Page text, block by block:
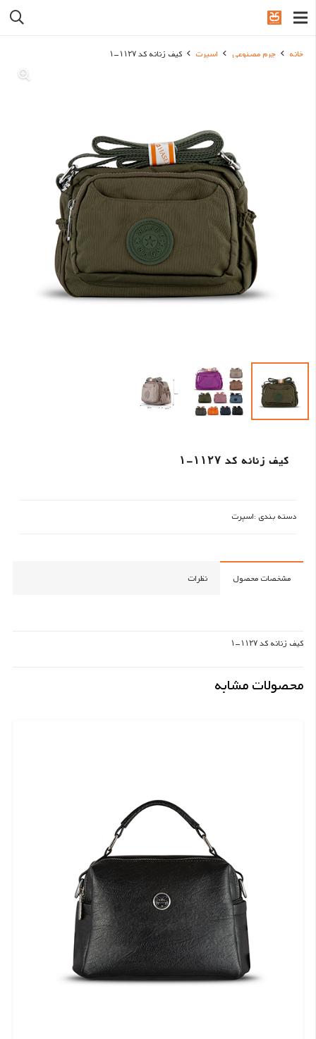
خانه چرم مصنوعی اسپرت کیف زنانه کد ۱۱۲۷-۱
کیف زنانه کد ۱۱۲۷-۱
دسته بندی :اسپرت
مشخصات محصول نظرات
کیف زنانه کد ۱۱۲۷-۱
محصولات مشابه